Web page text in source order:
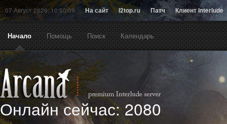
07 Август 2026, 10:50:09 На сайт l2top.ru Патч Клиент Interlude
Начало Помощь Поиск Календарь
Онлайн сейчас: 2080